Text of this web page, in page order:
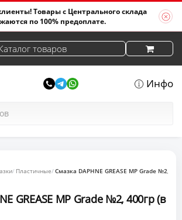
Товары с Центрального склада
по 100% предоплате.
товаров
Инфо
Пластичные Смазка DAPHNE GREASE MP Grade №2,
GREASE MP Grade №2, 400гр (в